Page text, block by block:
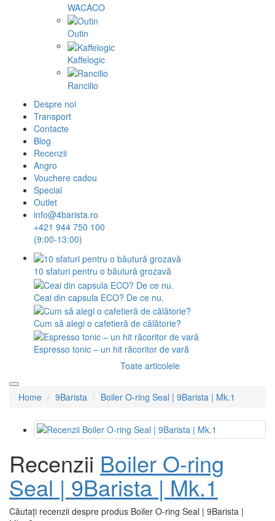
WACACO
Outin
Kaffelogic
Rancilio
Despre noi
Transport
Contacte
Blog
Recenzii
Angro
Vouchere cadou
Special
Outlet
info@4barista.ro
+421 944 750 100
(9:00-13:00)
10 sfaturi pentru o băutură grozavă
Ceai din capsula ECO? De ce nu.
Cum să alegi o cafetieră de călătorie?
Espresso tonic – un hit răcoritor de vară
Toate articolele
Home 9Barista Boiler O-ring Seal | 9Barista | Mk.1
Recenzii Boiler O-ring
Seal | 9Barista | Mk.1
Căutați recenzii despre produs Boiler O-ring Seal | 9Barista |